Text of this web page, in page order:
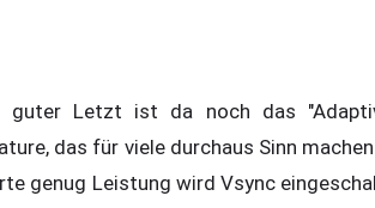
guter Letzt ist da noch das
das für viele durchaus Sinn
genug Leistung wird Vsync